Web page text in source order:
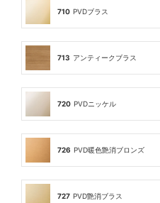
710 PVDブラス
713 アンティークブラス
720 PVDニッケル
726 PVD暖色艶消ブロンズ
727 PVD艶消ブラス